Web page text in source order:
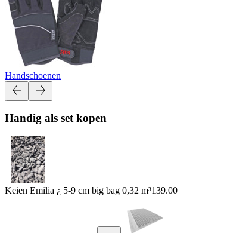
Handschoenen
Handig als set kopen
Keien Emilia ¿ 5-9 cm big bag 0,32 m³139.00